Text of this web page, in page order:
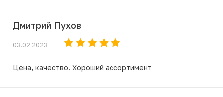
Дмитрий Пухов
03.02.2023
Цена, качество. Хороший ассортимент